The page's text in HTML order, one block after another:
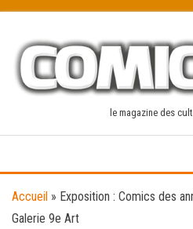
content
le magazine des
Accueil » Exposition : Comics des
Galerie 9e Art